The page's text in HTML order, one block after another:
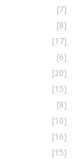
[7]
[8]
[17]
[6]
[20]
[15]
[8]
[10]
[16]
[15]